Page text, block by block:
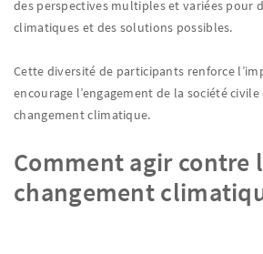
des perspectives multiples et variées pour
climatiques et des solutions possibles.
Cette diversité de participants renforce
encourage l’engagement de la société
changement climatique.
Comment agir contre
changement